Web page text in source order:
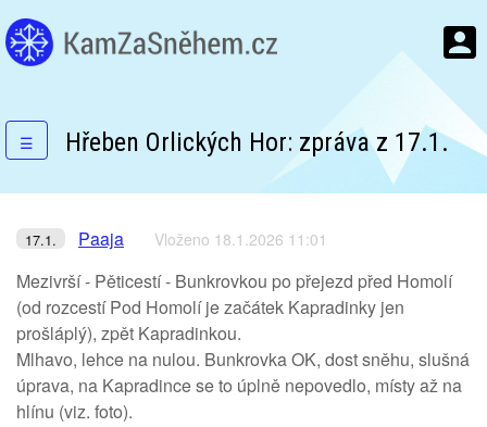
☰ Hřeben Orlických Hor: zpráva z 17.1.
17.1. Paaja Vloženo 18.1.2026 11:01
Mezivrší - Pěticestí - Bunkrovkou po přejezd před Homolí
(od rozcestí Pod Homolí je začátek Kapradinky jen
prošláplý), zpět Kapradinkou.
Mlhavo, lehce na nulou. Bunkrovka OK, dost sněhu, slušná
úprava, na Kapradince se to úplně nepovedlo, místy až na
hlínu (viz. foto).